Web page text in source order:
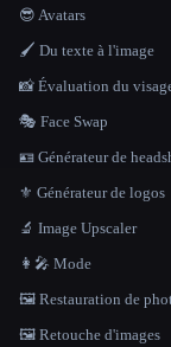
😎 Avatars
🖌️ Du texte à l'image
📸 Évaluation du
🎭 Face Swap
🪪 Générateur de
⚜️ Générateur de logos
🔬 Image Upscaler
👩‍🎤 Mode
🖼️ Restauration de
🖼️ Retouche d'images